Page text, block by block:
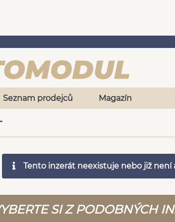
Seznam prodejců Magazín
Tento inzerát neexistuje nebo již není
SI Z PODOBNÝCH